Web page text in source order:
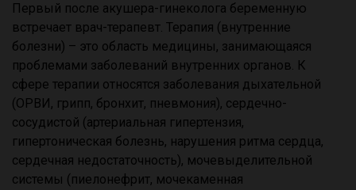
Первый после акушера-гинеколога беременную
встречает врач-терапевт. Терапия (внутренние
болезни) – это область медицины, занимающаяся
проблемами заболеваний внутренних органов. К
сфере терапии относятся заболевания дыхательной
(ОРВИ, грипп, бронхит, пневмония), сердечно-
сосудистой (артериальная гипертензия,
гипертоническая болезнь, нарушения ритма сердца,
сердечная недостаточность), мочевыделительной
системы (пиелонефрит, мочекаменная